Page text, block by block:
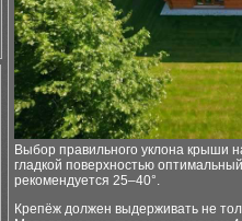
Выбор правильного уклона крыши
гладкой поверхностью
рекомендуется 25–40°.
Крепёж должен выдерживать не